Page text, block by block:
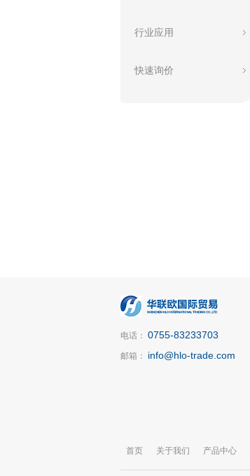
行业应用
快速询价
电话： 0755-83233703
邮箱： info@hlo-trade.com
首页 关于我们 产品中心